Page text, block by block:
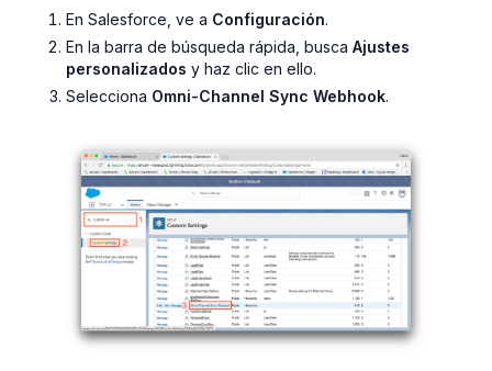
En Salesforce, ve a Configuración.
En la barra de búsqueda rápida, busca Ajustes
personalizados y haz clic en ello.
Selecciona Omni-Channel Sync Webhook.